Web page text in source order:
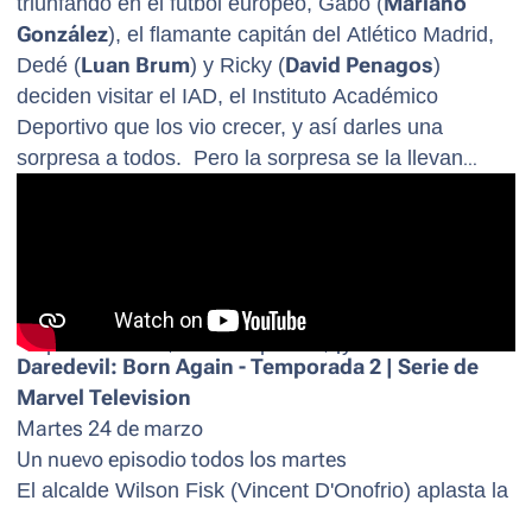
González), el flamante capitán del Atlético Madrid,
Dedé (Luan Brum) y Ricky (David Penagos)
deciden visitar el IAD, el Instituto Académico
Deportivo que los vio crecer, y así darles una
sorpresa a todos. Pero la sorpresa se la llevan
del IAD y el orgullo de ser un Halcón: una nueva
etapa comienza, llena de pasión, ¡y mucho fútbol!
Daredevil: Born Again - Temporada 2 | Serie de
Marvel Television
Martes 24 de marzo
Un nuevo episodio todos los martes
El alcalde Wilson Fisk (Vincent D'Onofrio) aplasta la